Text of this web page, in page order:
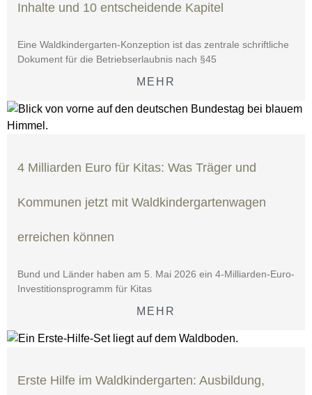
Inhalte und 10 entscheidende Kapitel
Eine Waldkindergarten-Konzeption ist das zentrale schriftliche
Dokument für die Betriebserlaubnis nach §45
MEHR
4 Milliarden Euro für Kitas: Was Träger und
Kommunen jetzt mit Waldkindergartenwagen
erreichen können
Bund und Länder haben am 5. Mai 2026 ein 4-Milliarden-Euro-
Investitionsprogramm für Kitas
MEHR
Erste Hilfe im Waldkindergarten: Ausbildung,